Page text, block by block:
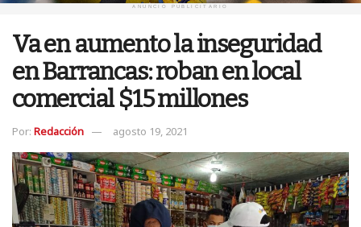
ANUNCIO PUBLICITARIO
Va en aumento la inseguridad
en Barrancas: roban en local
comercial $15 millones
Por: Redacción agosto 19, 2021